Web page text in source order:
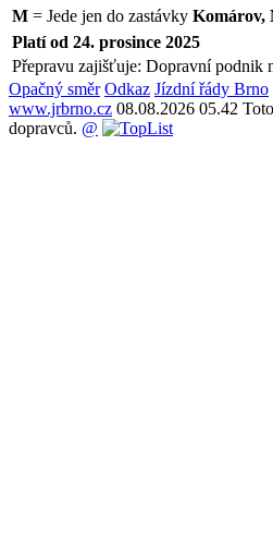
M = Jede jen do zastávky Komárov,
Platí od 24. prosince 2025
Přepravu zajišťuje: Dopravní podnik
Opačný směr Odkaz Jízdní řády Brno
www.jrbrno.cz 08.08.2026 05.42
dopravců. @